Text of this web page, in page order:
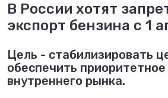
В России хотят
экспорт бензина с 1
Цель - стабилизировать
обеспечить
внутреннего рынка.